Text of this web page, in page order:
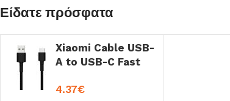
Είδατε πρόσφατα
Xiaomi Cable USB-
A to USB-C Fast
4.37€